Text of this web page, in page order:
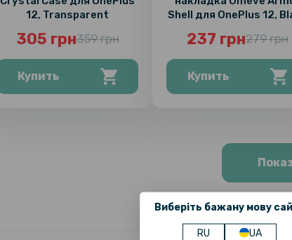
Виберіть бажану мову
RU UA
12, Transparent
305 грн359 грн
Купить
Shell для OnePlus 12,
237 грн279 грн
Купить